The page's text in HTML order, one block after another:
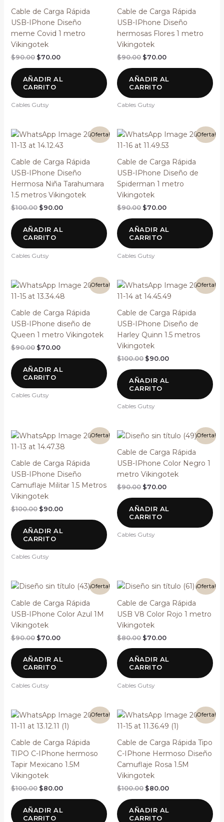
Cable de Carga Rápida
USB-IPhone Diseño
meme Covid 1 metro
Vikingotek
$90.00
$90.00.
$70.00
$70.00.
AÑADIR AL
CARRITO
Cables Gutsy
Cable de Carga Rápida
USB-IPhone Diseño
hermosas Flores 1 metro
Vikingotek
$90.00
$90.00.
$70.00
$70.00.
AÑADIR AL
CARRITO
Cables Gutsy
¡Oferta!
Cable de Carga Rápida
USB-IPhone Diseño
Hermosa Niña Tarahumara
1.5 metros Vikingotek
$100.00
El
precio
original
$100.00.
$90.00
El
precio
actual
$90.00.
AÑADIR AL
CARRITO
Cables Gutsy
¡Oferta!
Cable de Carga Rápida
USB-IPhone Diseño de
Spiderman 1 metro
Vikingotek
$90.00
El
precio
original
$90.00.
$70.00
El
precio
actual
$70.00.
AÑADIR AL
CARRITO
Cables Gutsy
¡Oferta!
Cable de Carga Rápida
USB-IPhone diseño de
Queen 1 metro Vikingotek
$90.00
El
precio
original
$90.00.
$70.00
El
precio
actual
$70.00.
AÑADIR AL
CARRITO
Cables Gutsy
¡Oferta!
Cable de Carga Rápida
USB-IPhone Diseño de
Harley Quinn 1.5 metros
Vikingotek
$100.00
El
precio
original
$100.00.
$90.00
El
precio
actual
$90.00.
AÑADIR AL
CARRITO
Cables Gutsy
¡Oferta!
Cable de Carga Rápida
USB-IPhone Diseño
Camuflaje Militar 1.5 Metros
Vikingotek
$100.00
El
precio
original
$100.00.
$90.00
El
precio
actual
$90.00.
AÑADIR AL
CARRITO
Cables Gutsy
¡Oferta!
Cable de Carga Rápida
USB-IPhone Color Negro 1
metro Vikingotek
$90.00
El
original
$90.00.
$70.00
El
precio
actual
$70.00.
AÑADIR AL
CARRITO
Cables Gutsy
¡Oferta!
Cable de Carga Rápida
USB-IPhone Color Azul 1M
Vikingotek
$90.00
El
original
era:
$90.00.
$70.00
El
precio
actual
es:
$70.00.
AÑADIR AL
CARRITO
Cables Gutsy
¡Oferta!
Cable de Carga Rápida
USB V8 Color Rojo 1 metro
Vikingotek
$80.00
El
original
era:
$80.00.
$70.00
El
precio
actual
es:
$70.00.
AÑADIR AL
CARRITO
Cables Gutsy
¡Oferta!
Cable de Carga Rápida
TIPO C-IPhone hermoso
Tapir Mexicano 1.5M
Vikingotek
$100.00
El
precio
original
$100.00.
$80.00
El
precio
actual
$80.00.
AÑADIR AL
CARRITO
¡Oferta!
Cable de Carga Rápida Tipo
C-IPhone Hermoso Diseño
Camuflaje Rosa 1.5M
Vikingotek
$100.00
El
precio
original
$100.00.
$80.00
El
precio
actual
$80.00.
AÑADIR AL
CARRITO